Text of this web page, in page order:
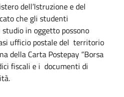
dell’Istruzione e del
che gli studenti
in oggetto possono
ufficio postale del territorio
della Carta Postepay “Borsa
fiscali e i documenti di